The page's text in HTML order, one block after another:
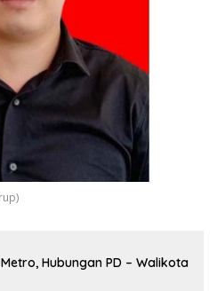
Hubungan PD – Walikota